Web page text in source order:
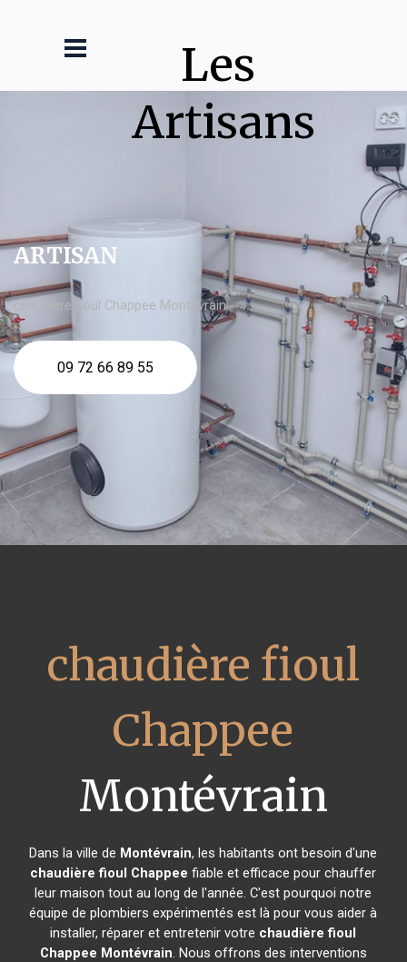
Les
Artisans
ARTISAN
chaudière fioul Chappee Montévrain
09 72 66 89 55
chaudière fioul
Chappee
Montévrain
Dans la ville de Montévrain, les habitants ont besoin d'une
chaudière fioul Chappee fiable et efficace pour chauffer
leur maison tout au long de l'année. C'est pourquoi notre
équipe de plombiers expérimentés est là pour vous aider à
installer, réparer et entretenir votre chaudière fioul
Chappee Montévrain. Nous offrons des interventions